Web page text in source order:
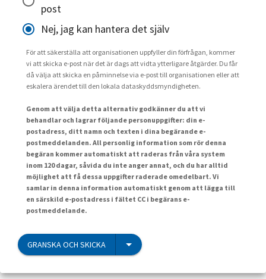
post
Nej, jag kan hantera det själv
För att säkerställa att organisationen uppfyller din förfrågan, kommer
vi att skicka e-post när det är dags att vidta ytterligare åtgärder. Du får
då välja att skicka en påminnelse via e-post till organisationen eller att
eskalera ärendet till den lokala dataskyddsmyndigheten.
Genom att välja detta alternativ godkänner du att vi
behandlar och lagrar följande personuppgifter: din e-
postadress, ditt namn och texten i dina begärande e-
postmeddelanden. All personlig information som rör denna
begäran kommer automatiskt att raderas från våra system
inom 120 dagar, såvida du inte anger annat, och du har alltid
möjlighet att få dessa uppgifter raderade omedelbart. Vi
samlar in denna information automatiskt genom att lägga till
en särskild e-postadress i fältet CC i begärans e-
postmeddelande.
GRANSKA OCH SKICKA